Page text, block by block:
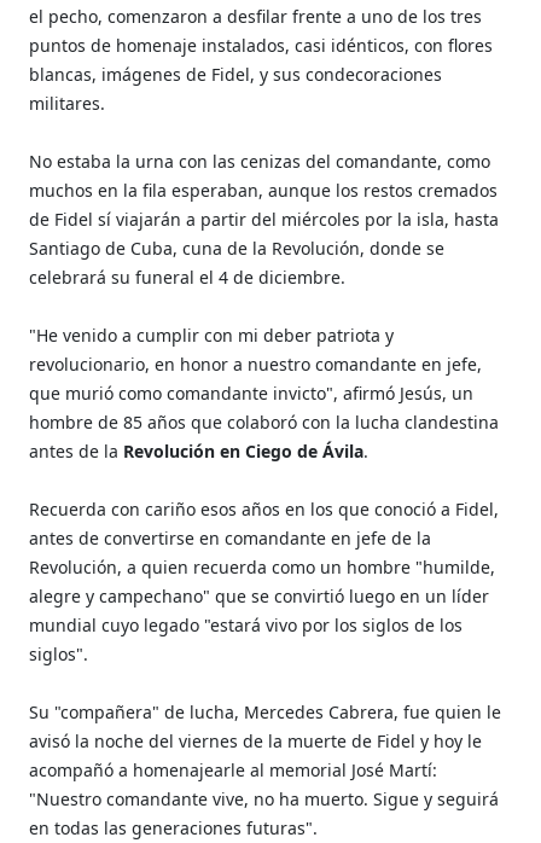
el pecho, comenzaron a desfilar frente a uno de los tres
puntos de homenaje instalados, casi idénticos, con flores
blancas, imágenes de Fidel, y sus condecoraciones
militares.
No estaba la urna con las cenizas del comandante, como
muchos en la fila esperaban, aunque los restos cremados
de Fidel sí viajarán a partir del miércoles por la isla, hasta
Santiago de Cuba, cuna de la Revolución, donde se
celebrará su funeral el 4 de diciembre.
"He venido a cumplir con mi deber patriota y
revolucionario, en honor a nuestro comandante en jefe,
que murió como comandante invicto", afirmó Jesús, un
hombre de 85 años que colaboró con la lucha clandestina
antes de la Revolución en Ciego de Ávila.
Recuerda con cariño esos años en los que conoció a Fidel,
antes de convertirse en comandante en jefe de la
Revolución, a quien recuerda como un hombre "humilde,
alegre y campechano" que se convirtió luego en un líder
mundial cuyo legado "estará vivo por los siglos de los
siglos".
Su "compañera" de lucha, Mercedes Cabrera, fue quien le
avisó la noche del viernes de la muerte de Fidel y hoy le
acompañó a homenajearle al memorial José Martí:
"Nuestro comandante vive, no ha muerto. Sigue y seguirá
en todas las generaciones futuras".